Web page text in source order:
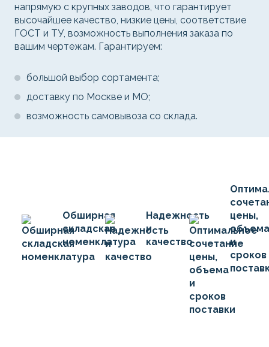
напрямую с крупных заводов, что гарантирует
высочайшее качество, низкие цены, соответствие
ГОСТ и ТУ, возможность выполнения заказа по
вашим чертежам. Гарантируем:
большой выбор сортамента;
доставку по Москве и МО;
возможность самовывоза со склада.
Обширная
складская
номенклатура
Надежность
и
качество
цены,
объема
и
сроков